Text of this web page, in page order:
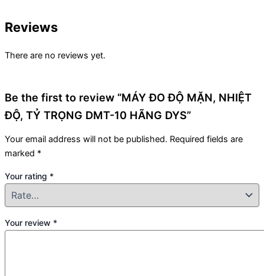
Reviews
There are no reviews yet.
Be the first to review “MÁY ĐO ĐỘ MẶN, NHIỆT
ĐỘ, TỶ TRỌNG DMT-10 HÃNG DYS”
Your email address will not be published. Required fields are
marked *
Your rating *
Your review *